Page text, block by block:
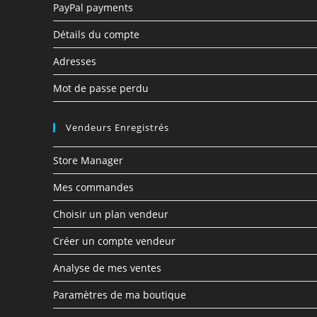
PayPal payments
Détails du compte
Adresses
Mot de passe perdu
Vendeurs Enregistrés
Store Manager
Mes commandes
Choisir un plan vendeur
Créer un compte vendeur
Analyse de mes ventes
Paramètres de ma boutique